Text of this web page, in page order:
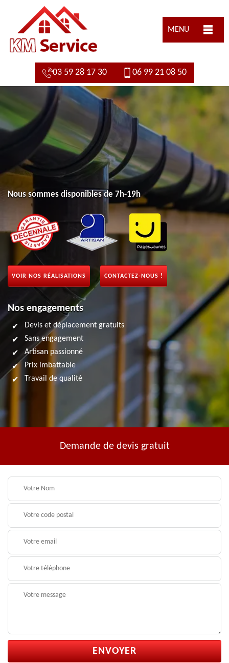
MENU
03 59 28 17 30 06 99 21 08 50
Nous sommes disponibles de 7h-19h
VOIR NOS RÉALISATIONS CONTACTEZ-NOUS !
Nos engagements
Devis et déplacement gratuits
Sans engagement
Artisan passionné
Prix imbattable
Travail de qualité
Demande de devis gratuit